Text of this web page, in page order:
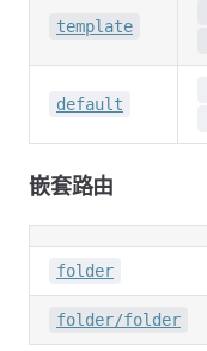
template
default
嵌套路由
folder
folder/folder